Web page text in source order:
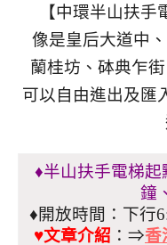
【中環半山扶手
像是皇后大道中
蘭桂坊、砵典乍
可以自由進出及匯
♦半山扶手電梯
鐘
♦開放時間：下行
♥文章介紹 ：⇒香